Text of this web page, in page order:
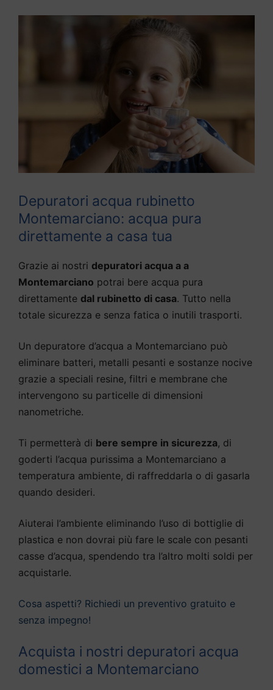
Depuratori acqua rubinetto
Montemarciano: acqua pura
direttamente a casa tua
Grazie ai nostri depuratori acqua a a
Montemarciano potrai bere acqua pura
direttamente dal rubinetto di casa. Tutto nella
totale sicurezza e senza fatica o inutili trasporti.
Un depuratore d’acqua a Montemarciano può
eliminare batteri, metalli pesanti e sostanze nocive
grazie a speciali resine, filtri e membrane che
intervengono su particelle di dimensioni
nanometriche.
Ti permetterà di bere sempre in sicurezza, di
goderti l’acqua purissima a Montemarciano a
temperatura ambiente, di raffreddarla o di gasarla
quando desideri.
Aiuterai l’ambiente eliminando l’uso di bottiglie di
plastica e non dovrai più fare le scale con pesanti
casse d’acqua, spendendo tra l’altro molti soldi per
acquistarle.
Cosa aspetti? Richiedi un preventivo gratuito e
senza impegno!
Acquista i nostri depuratori acqua
domestici a Montemarciano